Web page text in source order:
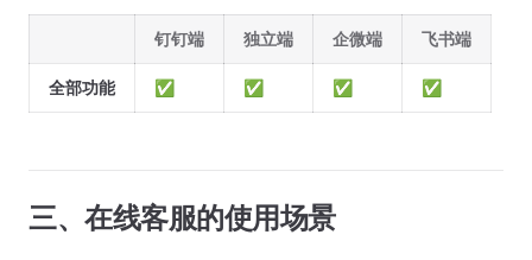
钉钉端 独立端 企微端 飞书端
全部功能 ✅ ✅ ✅ ✅
三、在线客服的使用场景